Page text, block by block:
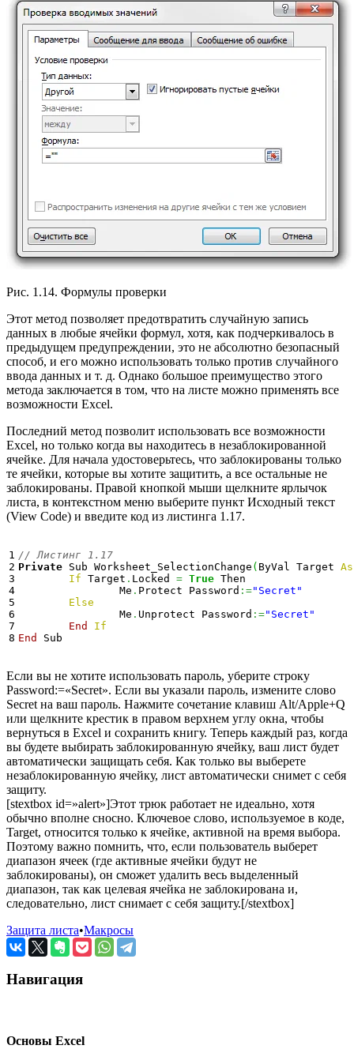
Рис. 1.14. Формулы проверки
Этот метод позволяет предотвратить случайную запись
данных в любые ячейки формул, хотя, как подчеркивалось в
предыдущем предупреждении, это не абсолютно безопасный
способ, и его можно использовать только против случайного
ввода данных и т. д. Однако большое преимущество этого
метода заключается в том, что на листе можно применять все
возможности Excel.
Последний метод позволит использовать все возможности
Excel, но только когда вы находитесь в незаблокированной
ячейке. Для начала удостоверьтесь, что заблокированы только
те ячейки, которые вы хотите защитить, а все остальные не
заблокированы. Правой кнопкой мыши щелкните ярлычок
листа, в контекстном меню выберите пункт Исходный текст
(View Code) и введите код из листинга 1.17.
1
2
3
4
5
6
7
// Листинг 1.17
Private Sub Worksheet_SelectionChange ( ByVal Target As
If Target . Locked = True Then
		Me
. Protect Password :="Secret"
Else
		Me
. Unprotect Password :="Secret"
End
If
End
Sub
Если вы не хотите использовать пароль, уберите строку
Password:=«Secret». Если вы указали пароль, измените слово
Secret на ваш пароль. Нажмите сочетание клавиш Alt/Apple+Q
или щелкните крестик в правом верхнем углу окна, чтобы
вернуться в Excel и сохранить книгу. Теперь каждый раз, когда
вы будете выбирать заблокированную ячейку, ваш лист будет
автоматически защищать себя. Как только вы выберете
незаблокированную ячейку, лист автоматически снимет с себя
защиту.
[stextbox id=»alert»]Этот трюк работает не идеально, хотя
обычно вполне сносно. Ключевое слово, используемое в коде,
Target, относится только к ячейке, активной на время выбора.
Поэтому важно помнить, что, если пользователь выберет
диапазон ячеек (где активные ячейки будут не
заблокированы), он сможет удалить весь выделенный
диапазон, так как целевая ячейка не заблокирована и,
следовательно, лист снимает с себя защиту.[/stextbox]
Защита листа•Макросы
Навигация
Основы Excel